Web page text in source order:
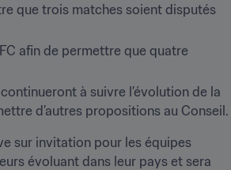
que trois matches soient disputés
afin de permettre que quatre
à suivre l’évolution de la
d’autres propositions au Conseil.
sur invitation pour les équipes
évoluant dans leur pays et sera